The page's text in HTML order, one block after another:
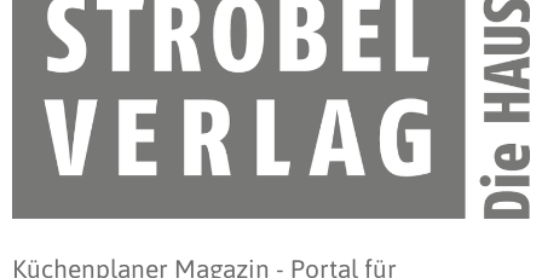
Küchenplaner Magazin - Portal für